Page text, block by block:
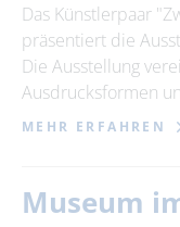
Das Künstlerpaar
präsentiert die
Die Ausstellung
Ausdrucksformen
MEHR ERFAHREN
Museum